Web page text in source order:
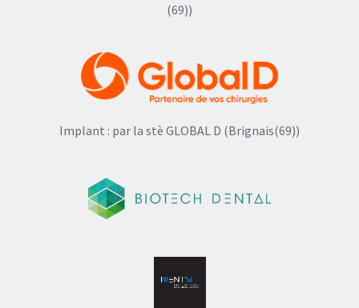
(69))
Implant : par la stè GLOBAL D (Brignais(69))